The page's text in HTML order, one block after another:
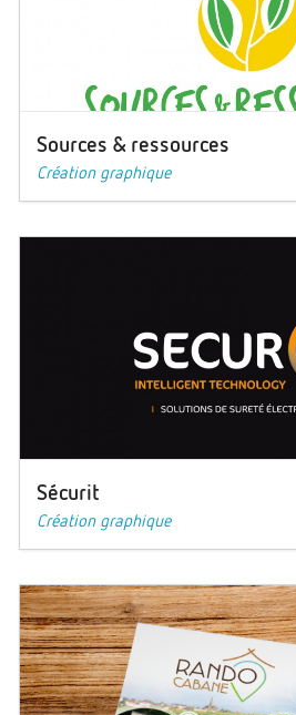
Sources & ressources
Création graphique
Sécurit
Création graphique